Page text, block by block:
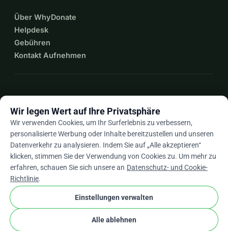
Über WhyDonate
Helpdesk
Gebühren
Kontakt Aufnehmen
Dearrow_drop_down
★★★★★4,9 / 5 basierend auf 500+ Bewertungen
WhyDonateDatenschutz und Cookies
Allgemeine Geschäftsbedingungen
Wir legen Wert auf Ihre Privatsphäre
Wir verwenden Cookies, um Ihr Surferlebnis zu verbessern,
personalisierte Werbung oder Inhalte bereitzustellen und unseren
Datenverkehr zu analysieren. Indem Sie auf „Alle akzeptieren“
klicken, stimmen Sie der Verwendung von Cookies zu. Um mehr zu
erfahren, schauen Sie sich unsere an Datenschutz- und Cookie-
Richtlinie.
Einstellungen verwalten
Alle ablehnen